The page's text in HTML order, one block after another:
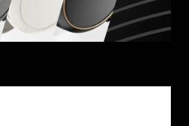
Ihrem Konto an, um